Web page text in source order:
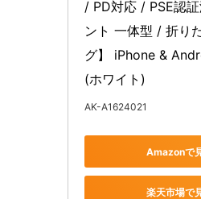
/ PD対応 / PSE認
ント 一体型 / 折り
グ】 iPhone &
(ホワイト)
AK-A1624021
Amazonで
楽天市場で